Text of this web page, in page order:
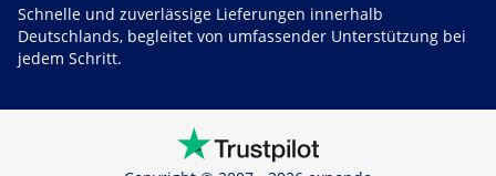
Schnelle und zuverlässige Lieferungen innerhalb
Deutschlands, begleitet von umfassender Unterstützung bei
jedem Schritt.